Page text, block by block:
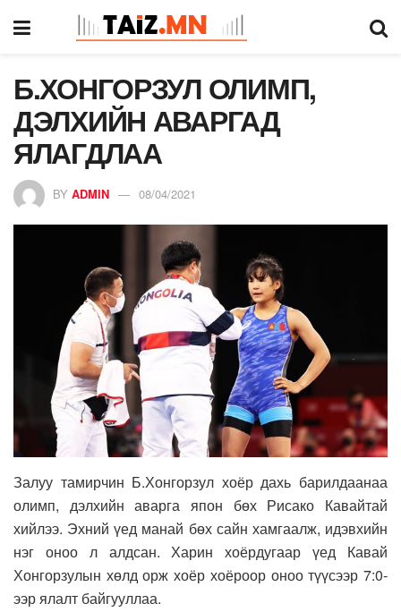
Б.ХОНГОРЗУЛ ОЛИМП,
ДЭЛХИЙН АВАРГАД
ЯЛАГДЛАА
BY ADMIN 08/04/2021
Залуу тамирчин Б.Хонгорзул хоёр дахь барилдаанаа
олимп, дэлхийн аварга япон бөх Рисако Кавайтай
хийлээ. Эхний үед манай бөх сайн хамгаалж, идэвхийн
нэг оноо л алдсан. Харин хоёрдугаар үед Кавай
Хонгорзулын хөлд орж хоёр хоёроор оноо түүсээр 7:0-
ээр ялалт байгууллаа.